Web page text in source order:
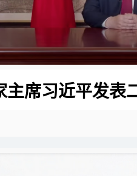
主席习近平发表